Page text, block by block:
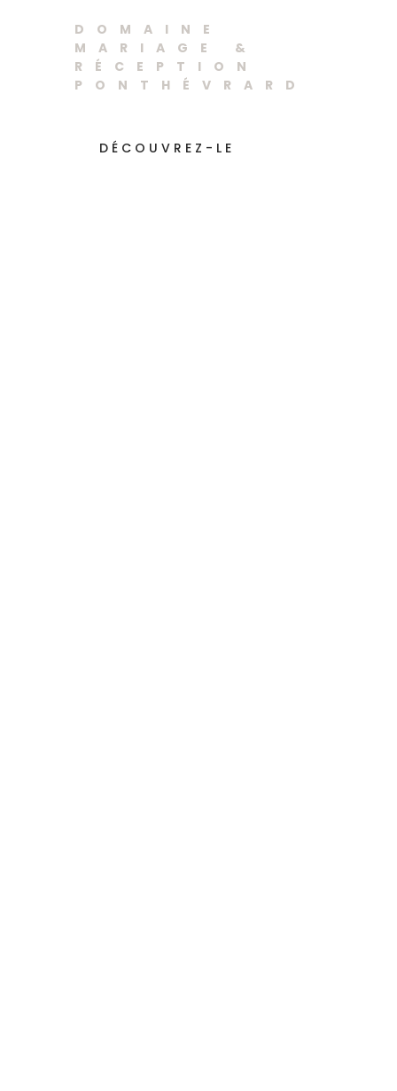
DOMAINE
MARIAGE &
RÉCEPTION
PONTHÉVRARD
DÉCOUVREZ-LE